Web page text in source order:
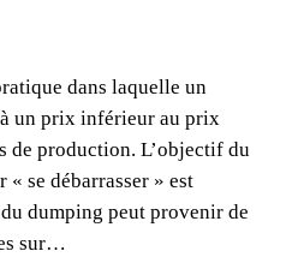
dans laquelle un
un prix inférieur au prix
de production. L’objectif du
se débarrasser » est
dumping peut provenir de
sur…